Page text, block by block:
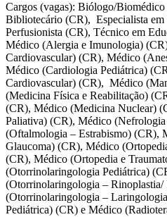
Cargos (vagas): Biólogo/
Bibliotecário (CR), Especialista em
Perfusionista (CR), Técnico em
Médico (Alergia e Imunologia)
Cardiovascular) (CR), Médico
Médico (Cardiologia Pediátrica)
Cardiovascular) (CR), Médico
(Medicina Física e Reabilitação)
(CR), Médico (Medicina Nuclear)
Paliativa) (CR), Médico
(Oftalmologia – Estrabismo) (CR),
Glaucoma) (CR), Médico
(CR), Médico (Ortopedia e
(Otorrinolaringologia Pediátrica)
(Otorrinolaringologia –
(Otorrinolaringologia –
Pediátrica) (CR) e Médico